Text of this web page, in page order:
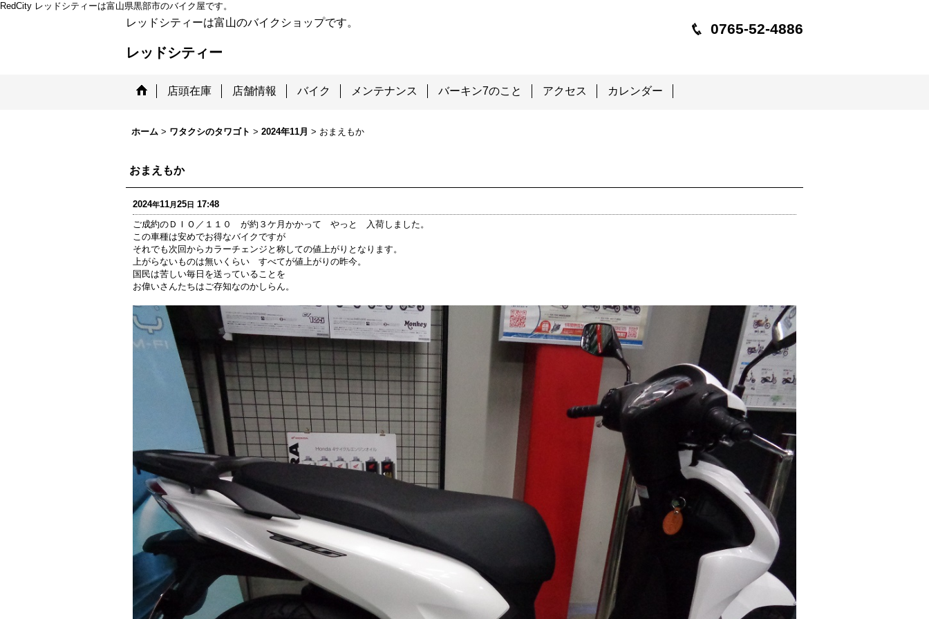
RedCity レッドシティーは富山県黒部市のバイク屋です。
レッドシティーは富山のバイクショップです。
レッドシティー
0765-52-4886
店頭在庫 店舗情報 バイク メンテナンス バーキン7のこと アクセス カレンダー
ホーム > ワタクシのタワゴト > 2024年11月 > おまえもか
おまえもか
2024年11月25日 17:48
ご成約のＤＩＯ／１１０ が約３ケ月かかって やっと 入荷しました。
この車種は安めでお得なバイクですが
それでも次回からカラーチェンジと称しての値上がりとなります。
上がらないものは無いくらい すべてが値上がりの昨今。
国民は苦しい毎日を送っていることを
お偉いさんたちはご存知なのかしらん。